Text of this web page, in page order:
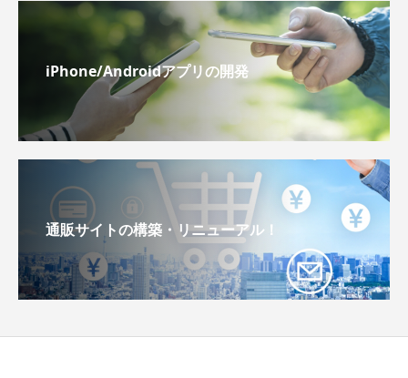
iPhone/Androidアプリの開発
通販サイトの構築・リニューアル！